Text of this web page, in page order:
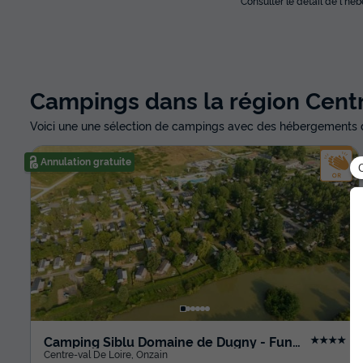
Campings dans la région
Voici une une sélection de campings avec des
Annulation gratuite
Camping Siblu Domaine de Dugny - Funpass Inclus
★★★★
Centre-val De Loire Onzain